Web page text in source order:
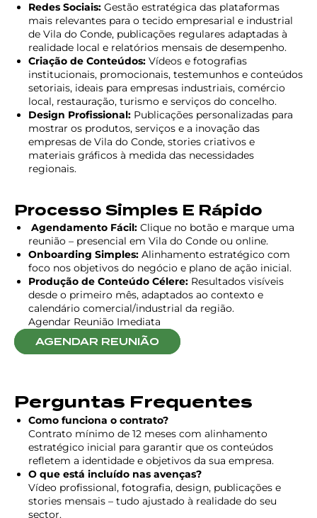
Redes Sociais: Gestão estratégica das plataformas
mais relevantes para o tecido empresarial e industrial
de Vila do Conde, publicações regulares adaptadas à
realidade local e relatórios mensais de desempenho.
Criação de Conteúdos: Vídeos e fotografias
institucionais, promocionais, testemunhos e conteúdos
setoriais, ideais para empresas industriais, comércio
local, restauração, turismo e serviços do concelho.
Design Profissional: Publicações personalizadas para
mostrar os produtos, serviços e a inovação das
empresas de Vila do Conde, stories criativos e
materiais gráficos à medida das necessidades
regionais.
Processo Simples E Rápido
Agendamento Fácil: Clique no botão e marque uma
reunião – presencial em Vila do Conde ou online.
Onboarding Simples: Alinhamento estratégico com
foco nos objetivos do negócio e plano de ação inicial.
Produção de Conteúdo Célere: Resultados visíveis
desde o primeiro mês, adaptados ao contexto e
calendário comercial/industrial da região.
Agendar Reunião Imediata
AGENDAR REUNIÃO
Perguntas Frequentes
Como funciona o contrato?
Contrato mínimo de 12 meses com alinhamento
estratégico inicial para garantir que os conteúdos
refletem a identidade e objetivos da sua empresa.
O que está incluído nas avenças?
Vídeo profissional, fotografia, design, publicações e
stories mensais – tudo ajustado à realidade do seu
sector.